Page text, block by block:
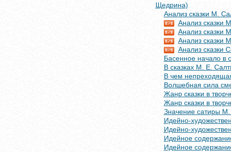
Щедрина)
Анализ сказки М.
Анализ сказки
Анализ сказки
Анализ сказки
Анализ сказки
Басенное начало в
В сказках М. Е.
В чем
Волшебная сила
Жанр сказки в
Жанр сказки в
Значение сатиры
Идейно-
Идейно-
Идейное
Идейное